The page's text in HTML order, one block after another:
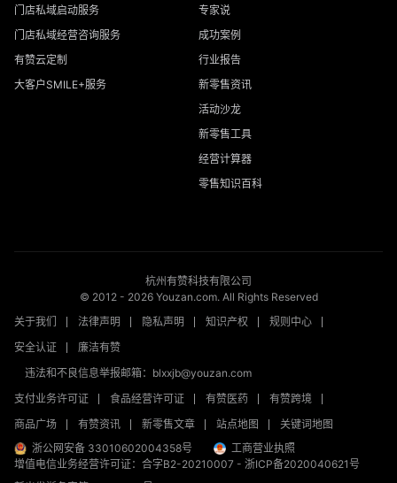
门店私域启动服务
门店私域经营咨询服务
有赞云定制
大客户SMILE+服务
专家说
成功案例
行业报告
新零售资讯
活动沙龙
新零售工具
经营计算器
零售知识百科
杭州有赞科技有限公司
© 2012 - 2026Youzan.com. All Rights Reserved
关于我们
法律声明 隐私声明 知识产权
规则中心
安全认证
廉洁有赞
违法和不良信息举报邮箱：blxxjb@youzan.com
支付业务许可证
食品经营许可证 有赞医药
有赞跨境
商品广场
有赞资讯 新零售文章 站点地图
关键词地图
浙公网安备 33010602004358号
工商营业执照
增值电信业务经营许可证：合字B2-20210007 - 浙ICP备2020040621号